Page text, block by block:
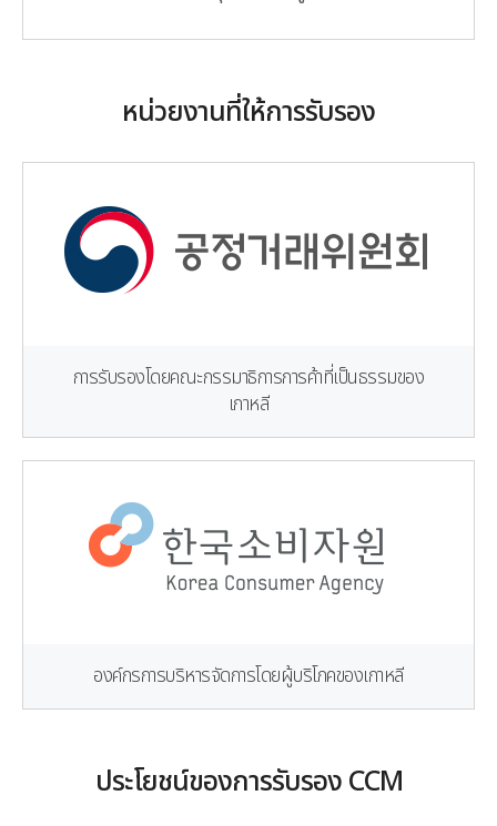
หน่วยงานที่ให้การรับรอง
การรับรองโดยคณะกรรมาธิการการค้าที่เป็นธรรมของ
เกาหลี
องค์กรการบริหารจัดการโดยผู้บริโภคของเกาหลี
ประโยชน์ของการรับรอง CCM